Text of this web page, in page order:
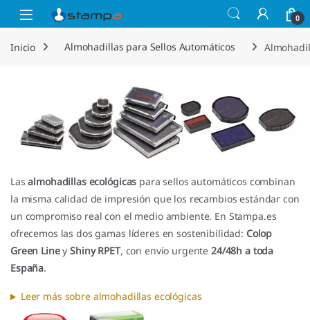
Saltar a la navegación
Saltar al contenido
Open 0
Inicio Almohadillas para Sellos Automáticos
Lasalmohadillas ecológicas para sellos automáticos combinan
la misma calidad de impresión que los recambios estándar con
un compromiso real con el medio ambiente. En Stampa.es
ofrecemos las dos gamas líderes en sostenibilidad: Colop
Green LineyShiny RPET, con envío urgente24/48h a toda
España.
Leer más sobre almohadillas ecológicas